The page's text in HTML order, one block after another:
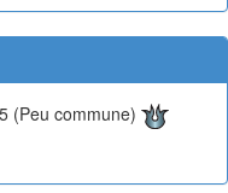
(Peu commune)